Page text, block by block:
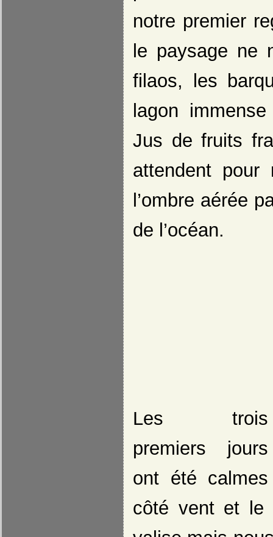
notre premier
le paysage ne
filaos, les
lagon
Jus de fruits
attendent pour
l’ombre aérée
de l’océan.
Les trois
premiers jours
ont été calmes
côté vent et le